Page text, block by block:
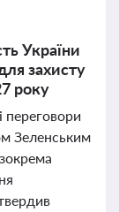
України
захисту
року
переговори
Зеленським